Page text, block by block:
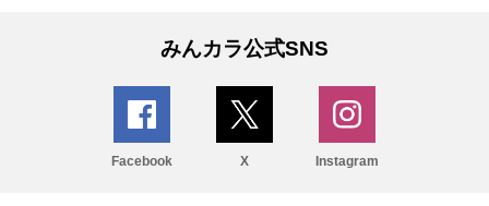
みんカラ公式SNS
Facebook X Instagram